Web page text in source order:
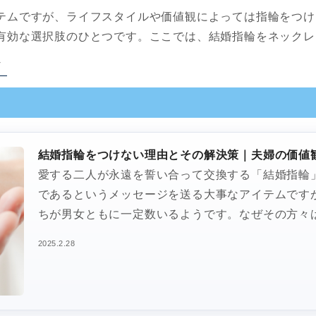
ですが、ライフスタイルや価値観によっては指輪をつ
な選択肢のひとつです。ここでは、結婚指輪をネック
結婚指輪をつけない理由とその解決策｜夫婦の価値
愛する二人が永遠を誓い合って交換する「結婚指
であるというメッセージを送る大事なアイテムで
ちが男女ともに一定数いるようです。なぜその方
2025.2.28